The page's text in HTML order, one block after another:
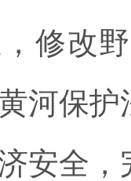
修改
河保
安全